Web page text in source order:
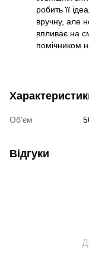
робить її
вручну, але
впливає на
помічником
Об'єм
Відгуки